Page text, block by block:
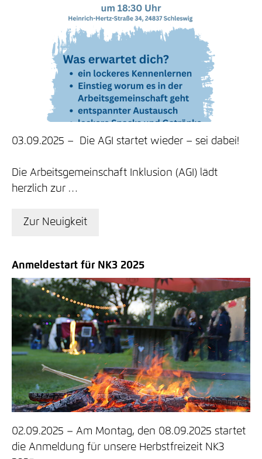
03.09.2025 Die AGI startet wieder – sei dabei!
Die Arbeitsgemeinschaft Inklusion (AGI) lädt
herzlich zur …
Zur Neuigkeit
Anmeldestart für NK3 2025
02.09.2025
Am Montag, den 08.09.2025 startet
die Anmeldung für unsere Herbstfreizeit NK3